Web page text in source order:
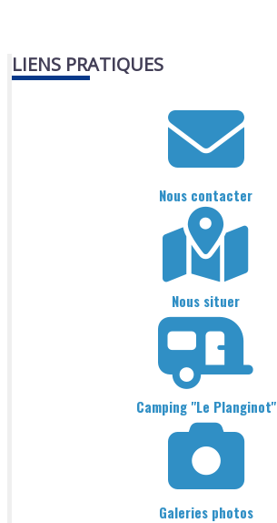
LIENS PRATIQUES
Nous contacter
Nous situer
Camping "Le Planginot"
Galeries photos